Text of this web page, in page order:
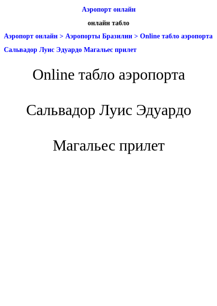
Аэропорт онлайн
онлайн табло
Аэропорт онлайн > Аэропорты Бразилии > Online табло аэропорта
Сальвадор Луис Эдуардо Магальес прилет
Online табло аэропорта
Сальвадор Луис Эдуардо
Магальес прилет